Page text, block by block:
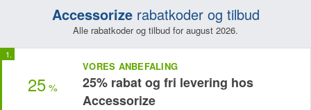
Accessorizerabatkoder og tilbud
Alle rabatkoder og tilbud for august 2026.
25 %
VORES ANBEFALING
25% rabat og fri levering hos
Accessorize